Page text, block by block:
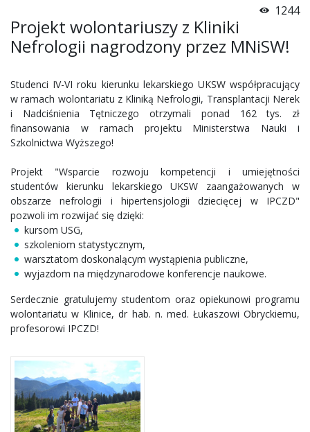
1244
Projekt wolontariuszy z Kliniki
Nefrologii nagrodzony przez MNiSW!
Studenci IV-VI roku kierunku lekarskiego UKSW współpracujący
w ramach wolontariatu z Kliniką Nefrologii, Transplantacji Nerek
i Nadciśnienia Tętniczego otrzymali ponad 162 tys. zł
finansowania w ramach projektu Ministerstwa Nauki i
Szkolnictwa Wyższego!
Projekt "Wsparcie rozwoju kompetencji i umiejętności
studentów kierunku lekarskiego UKSW zaangażowanych w
obszarze nefrologii i hipertensjologii dziecięcej w IPCZD"
pozwoli im rozwijać się dzięki:
kursom USG,
szkoleniom statystycznym,
warsztatom doskonalącym wystąpienia publiczne,
wyjazdom na międzynarodowe konferencje naukowe.
Serdecznie gratulujemy studentom oraz opiekunowi programu
wolontariatu w Klinice, dr hab. n. med. Łukaszowi Obryckiemu,
profesorowi IPCZD!